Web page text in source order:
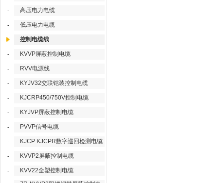
- 高压电力电缆
- 低压电力电缆
控制电缆线
- KVVP屏蔽控制电缆
- RVV电源线
- KYJV32交联铠装控制电缆
- KJCRP450/750V控制电缆
- KYJVP屏蔽控制电缆
- PVVP信号电缆
- KJCP KJCPR数字巡回检测电缆
- KVVP2屏蔽控制电缆
-
KVV22全塑控制电缆